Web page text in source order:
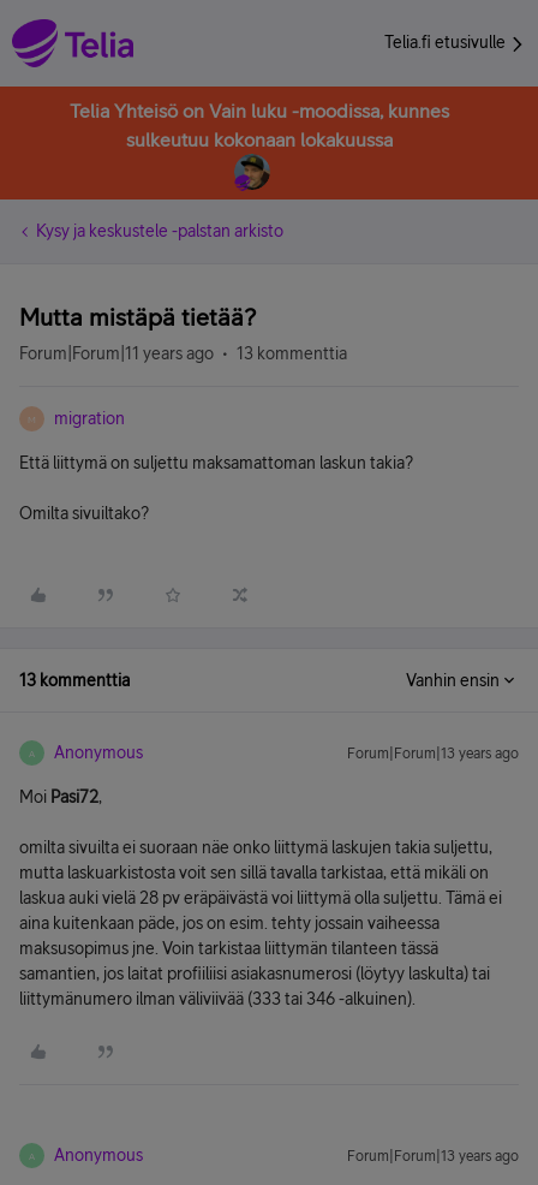
Telia.fi etusivulle
Telia Yhteisö on Vain luku -moodissa, kunnes
sulkeutuu kokonaan lokakuussa
Kysy ja keskustele -palstan arkisto
Mutta mistäpä tietää?
Forum|Forum|11 years ago 13 kommenttia
M migration
Että liittymä on suljettu maksamattoman laskun takia?
Omilta sivuiltako?
13 kommenttia Vanhin ensin
A Anonymous Forum|Forum|13 years ago
Moi Pasi72,
omilta sivuilta ei suoraan näe onko liittymä laskujen takia suljettu,
mutta laskuarkistosta voit sen sillä tavalla tarkistaa, että mikäli on
laskua auki vielä 28 pv eräpäivästä voi liittymä olla suljettu. Tämä ei
aina kuitenkaan päde, jos on esim. tehty jossain vaiheessa
maksusopimus jne. Voin tarkistaa liittymän tilanteen tässä
samantien, jos laitat profiiliisi asiakasnumerosi (löytyy laskulta) tai
liittymänumero ilman väliviivää (333 tai 346 -alkuinen).
A Anonymous Forum|Forum|13 years ago